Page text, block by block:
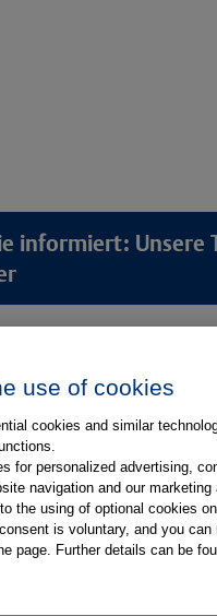
informiert: Unsere
Digitale
use of cookies
cookies and similar
for personalized advertising,
navigation and our
the using of optional cookies
is voluntary, and you
page. Further details can be